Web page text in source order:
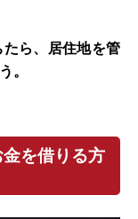
ら、居住地を管
。
を借りる方